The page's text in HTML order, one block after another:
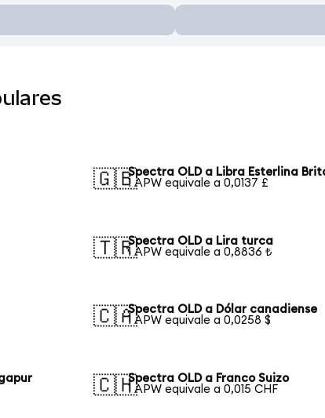
🇬🇧Spectra OLD a Libra Esterlina
1 APW equivale a 0,0137 £
🇹🇷Spectra OLD a Lira turca
1 APW equivale a 0,8836 ₺
🇨🇦Spectra OLD a Dólar canadiense
1 APW equivale a 0,0258 $
🇨🇭Spectra OLD a Franco Suizo
1 APW equivale a 0,015 CHF